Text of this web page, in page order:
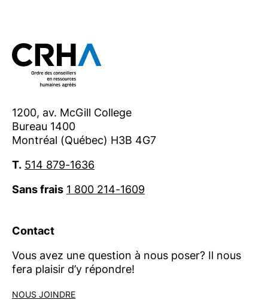
1200, av. McGill College
Bureau 1400
Montréal (Québec) H3B 4G7
T. 514 879-1636
Sans frais 1 800 214-1609
Contact
Vous avez une question à nous poser? Il nous
fera plaisir d’y répondre!
NOUS JOINDRE